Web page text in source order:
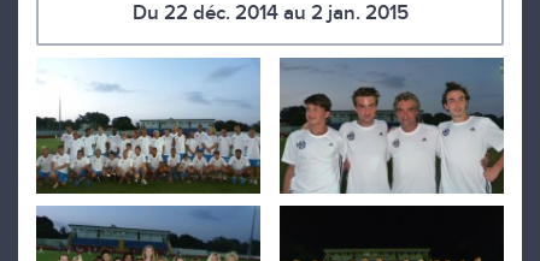
Du 22 déc. 2014 au 2 jan. 2015